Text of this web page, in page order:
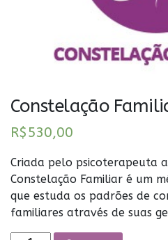
Constelação
R$530,00
Criada pelo psicoterapeuta
Constelação Familiar é um
que estuda os padrões de
familiares através de suas